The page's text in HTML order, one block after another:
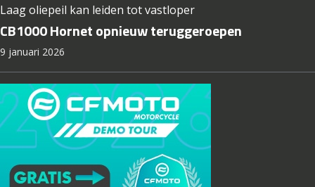
Laag oliepeil kan leiden tot vastloper
CB1000 Hornet opnieuw teruggeroepen
9 januari 2026